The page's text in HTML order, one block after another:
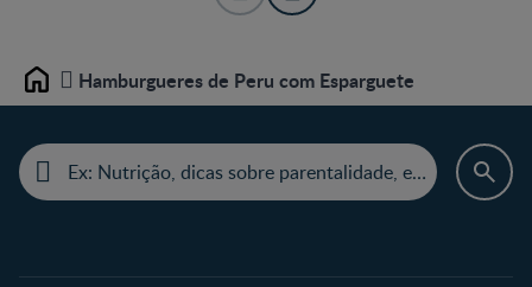
Home Hamburgueres de Peru com Esparguete